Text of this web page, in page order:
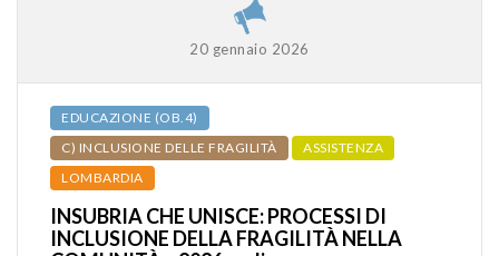
20 gennaio 2026
EDUCAZIONE (OB.4)
C) INCLUSIONE DELLE FRAGILITÀ
ASSISTENZA
LOMBARDIA
INSUBRIA CHE UNISCE: PROCESSI DI
INCLUSIONE DELLA FRAGILITÀ NELLA